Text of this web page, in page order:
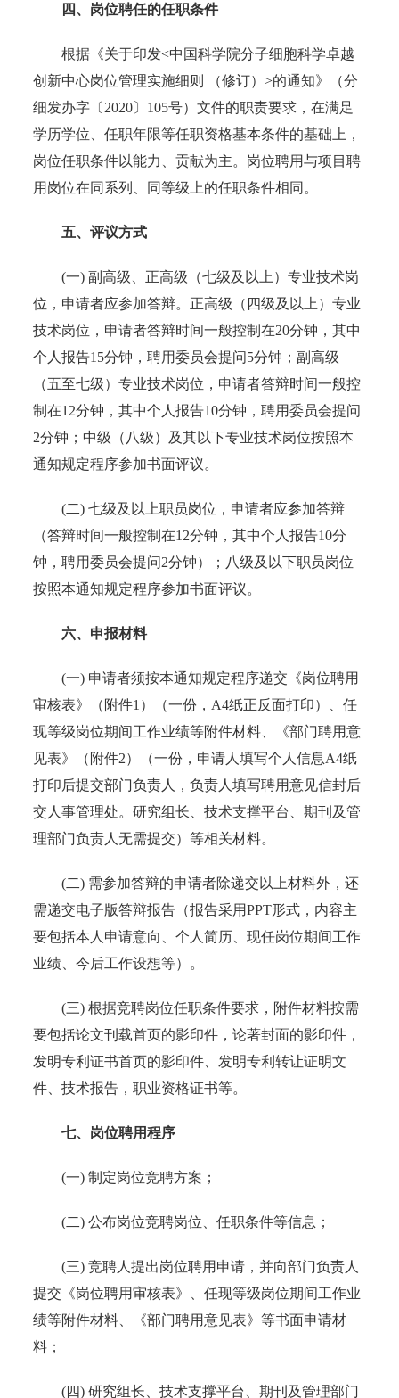
四、岗位聘任的任职条件
根据《关于印发<中国科学院分子细胞科学卓越
创新中心岗位管理实施细则 （修订）>的通知》（分
细发办字〔2020〕105号）文件的职责要求，在满足
学历学位、任职年限等任职资格基本条件的基础上，
岗位任职条件以能力、贡献为主。岗位聘用与项目聘
用岗位在同系列、同等级上的任职条件相同。
五、评议方式
(一) 副高级、正高级（七级及以上）专业技术岗
位，申请者应参加答辩。正高级（四级及以上）专业
技术岗位，申请者答辩时间一般控制在20分钟，其中
个人报告15分钟，聘用委员会提问5分钟；副高级
（五至七级）专业技术岗位，申请者答辩时间一般控
制在12分钟，其中个人报告10分钟，聘用委员会提问
2分钟；中级（八级）及其以下专业技术岗位按照本
通知规定程序参加书面评议。
(二) 七级及以上职员岗位，申请者应参加答辩
（答辩时间一般控制在12分钟，其中个人报告10分
钟，聘用委员会提问2分钟）；八级及以下职员岗位
按照本通知规定程序参加书面评议。
六、申报材料
(一) 申请者须按本通知规定程序递交《岗位聘用
审核表》（附件1）（一份，A4纸正反面打印）、任
现等级岗位期间工作业绩等附件材料、《部门聘用意
见表》（附件2）（一份，申请人填写个人信息A4纸
打印后提交部门负责人，负责人填写聘用意见信封后
交人事管理处。研究组长、技术支撑平台、期刊及管
理部门负责人无需提交）等相关材料。
(二) 需参加答辩的申请者除递交以上材料外，还
需递交电子版答辩报告（报告采用PPT形式，内容主
要包括本人申请意向、个人简历、现任岗位期间工作
业绩、今后工作设想等）。
(三) 根据竞聘岗位任职条件要求，附件材料按需
要包括论文刊载首页的影印件，论著封面的影印件，
发明专利证书首页的影印件、发明专利转让证明文
件、技术报告，职业资格证书等。
七、岗位聘用程序
(一) 制定岗位竞聘方案；
(二) 公布岗位竞聘岗位、任职条件等信息；
(三) 竞聘人提出岗位聘用申请，并向部门负责人
提交《岗位聘用审核表》、任现等级岗位期间工作业
绩等附件材料、《部门聘用意见表》等书面申请材
料；
(四) 研究组长、技术支撑平台、期刊及管理部门